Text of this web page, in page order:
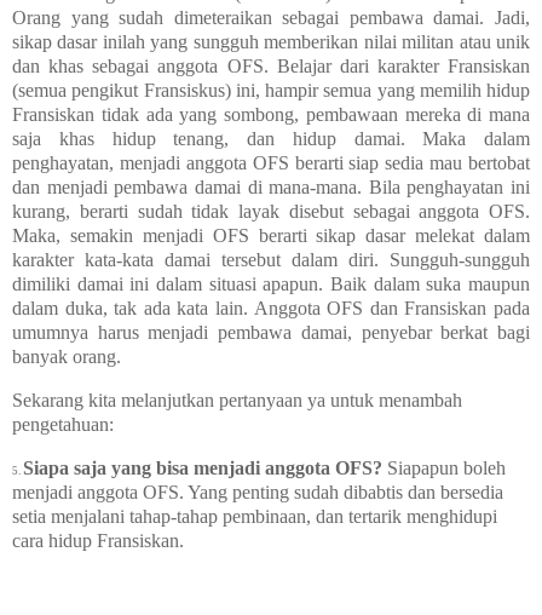
Orang yang sudah dimeteraikan sebagai pembawa damai. Jadi,
sikap dasar inilah yang sungguh memberikan nilai militan atau unik
dan khas sebagai anggota OFS. Belajar dari karakter Fransiskan
(semua pengikut Fransiskus) ini, hampir semua yang memilih hidup
Fransiskan tidak ada yang sombong, pembawaan mereka di mana
saja khas hidup tenang, dan hidup damai. Maka dalam
penghayatan, menjadi anggota OFS berarti siap sedia mau bertobat
dan menjadi pembawa damai di mana-mana. Bila penghayatan ini
kurang, berarti sudah tidak layak disebut sebagai anggota OFS.
Maka, semakin menjadi OFS berarti sikap dasar melekat dalam
karakter kata-kata damai tersebut dalam diri. Sungguh-sungguh
dimiliki damai ini dalam situasi apapun. Baik dalam suka maupun
dalam duka, tak ada kata lain. Anggota OFS dan Fransiskan pada
umumnya harus menjadi pembawa damai, penyebar berkat bagi
banyak orang.
Sekarang kita melanjutkan pertanyaan ya untuk menambah
pengetahuan:
Siapa saja yang bisa menjadi anggota OFS? Siapapun boleh
menjadi anggota OFS. Yang penting sudah dibabtis dan bersedia
setia menjalani tahap-tahap pembinaan, dan tertarik menghidupi
cara hidup Fransiskan.